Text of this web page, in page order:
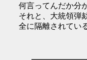
何言ってんだか分
それと、大統領弾
全に隔離されてい